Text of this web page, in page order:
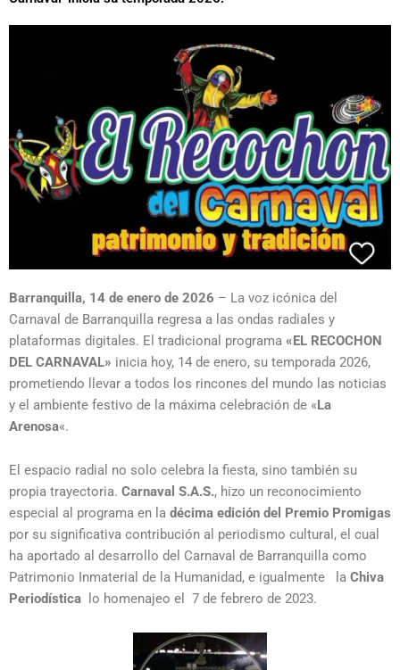
Barranquilla, 14 de enero de 2026 – La voz icónica del
Carnaval de Barranquilla regresa a las ondas radiales y
plataformas digitales. El tradicional programa «EL RECOCHON
DEL CARNAVAL» inicia hoy, 14 de enero, su temporada 2026,
prometiendo llevar a todos los rincones del mundo las noticias
y el ambiente festivo de la máxima celebración de «La
Arenosa«.
El espacio radial no solo celebra la fiesta, sino también su
propia trayectoria. Carnaval S.A.S., hizo un reconocimiento
especial al programa en la décima edición del Premio Promigas
por su significativa contribución al periodismo cultural, el cual
ha aportado al desarrollo del Carnaval de Barranquilla como
Patrimonio Inmaterial de la Humanidad, e igualmente la Chiva
Periodística lo homenajeo el 7 de febrero de 2023.